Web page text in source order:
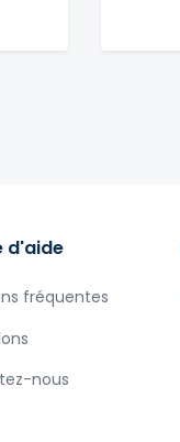
d'aide
fréquentes
nous